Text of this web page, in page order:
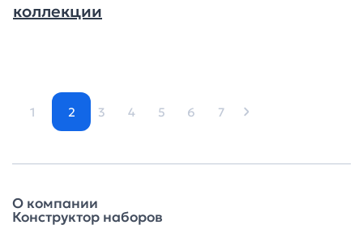
коллекции
1 2 3 4 5 6 7
О компании
Конструктор наборов